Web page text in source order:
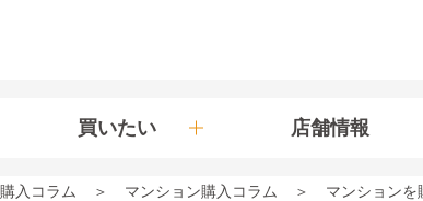
買いたい 店舗情報
購入コラム マンション購入コラム マンションを